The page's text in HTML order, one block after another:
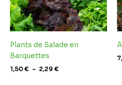
Plants de Salade en
Barquettes
1,50€ – 2,29 €